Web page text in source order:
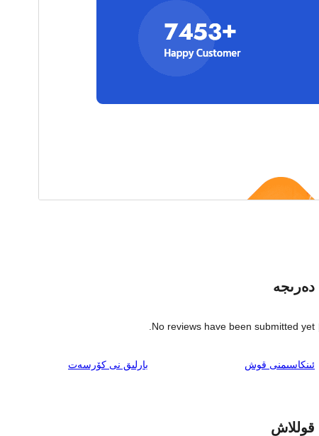
دەرىجە
No reviews have been submitted yet.
ئىنكاسىمنى قوش بارلىق ئىنكاس
نى كۆرسەت
قوللاش